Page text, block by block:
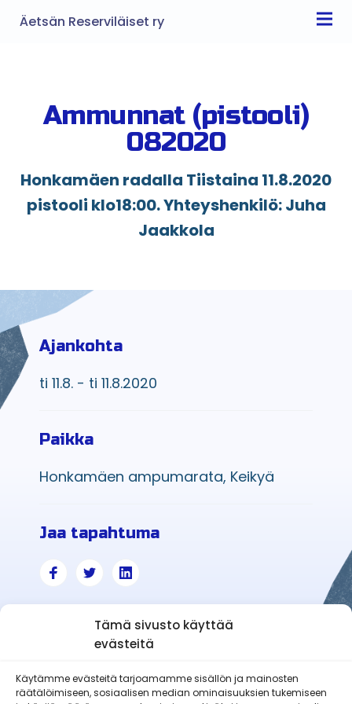
Tämä sivusto käyttää
evästeitä
Käytämme evästeitä tarjoamamme sisällön ja mainosten
räätälöimiseen, sosiaalisen median ominaisuuksien tukemiseen
Äetsän Reserviläiset ry
Ammunnat (pistooli)
082020
Honkamäen radalla Tiistaina 11.8.2020
pistooli klo18:00. Yhteyshenkilö: Juha
Jaakkola
Ajankohta
ti 11.8. - ti 11.8.2020
Paikka
Honkamäen ampumarata, Keikyä
Jaa tapahtuma